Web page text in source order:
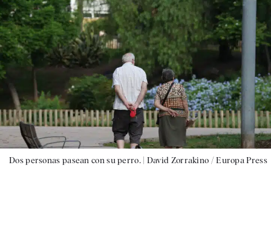
Dos personas pasean con su perro. | David Zorrakino / Europa Press